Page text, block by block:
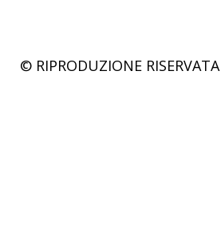
© RIPRODUZIONE RISERVATA